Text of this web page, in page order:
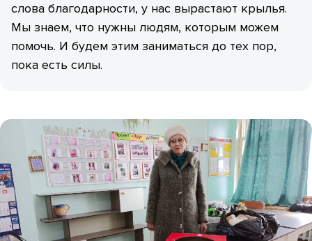
слова благодарности, у нас вырастают крылья.
Мы знаем, что нужны людям, которым можем
помочь. И будем этим заниматься до тех пор,
пока есть силы.